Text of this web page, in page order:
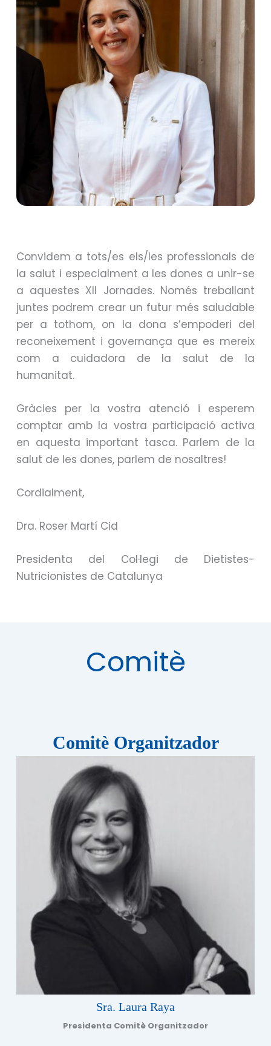
Convidem a tots/es els/les professionals de
la salut i especialment a les dones a unir-se
a aquestes XII Jornades. Només treballant
juntes podrem crear un futur més saludable
per a tothom, on la dona s’empoderi del
reconeixement i governança que es mereix
com a cuidadora de la salut de la
humanitat.
Gràcies per la vostra atenció i esperem
comptar amb la vostra participació activa
en aquesta important tasca. Parlem de la
salut de les dones, parlem de nosaltres!
Cordialment,
Dra. Roser Martí Cid
Presidenta del Col·legi de Dietistes-
Nutricionistes de Catalunya
Comitè
Comitè Organitzador
Sra. Laura Raya
Presidenta Comitè Organitzador